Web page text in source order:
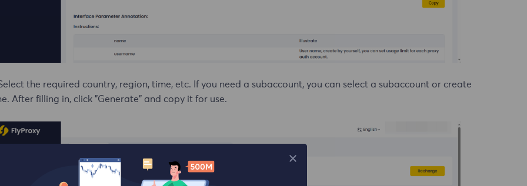
the required country, region, time, etc. If you need a subaccount, you can select a subaccount or create
After filling in, click "Generate" and copy it for use.